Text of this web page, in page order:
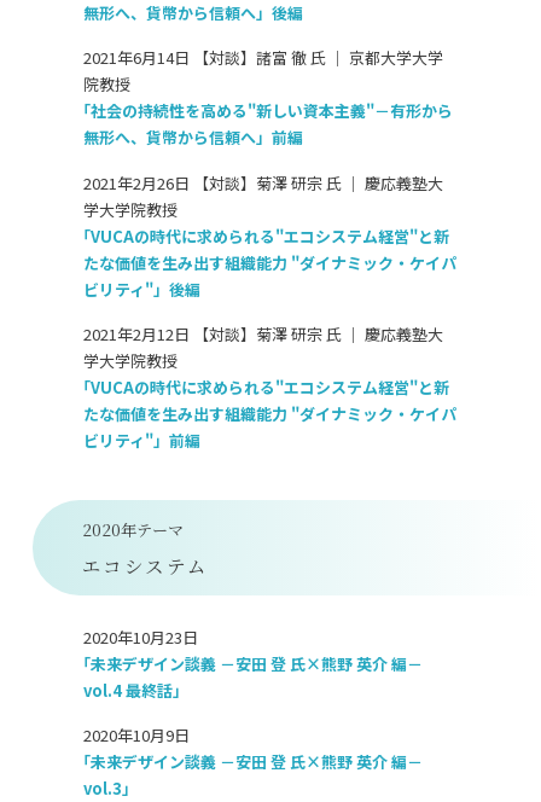
無形へ、貨幣から信頼へ」後編
2021年6月14日 【対談】諸富 徹 氏 ｜ 京都大学大学
院教授
「社会の持続性を高める"新しい資本主義"－有形から
無形へ、貨幣から信頼へ」前編
2021年2月26日 【対談】菊澤 研宗 氏 ｜ 慶応義塾大
学大学院教授
「VUCAの時代に求められる"エコシステム経営"と新
たな価値を生み出す組織能力 "ダイナミック・ケイパ
ビリティ"」後編
2021年2月12日 【対談】菊澤 研宗 氏 ｜ 慶応義塾大
学大学院教授
「VUCAの時代に求められる"エコシステム経営"と新
たな価値を生み出す組織能力 "ダイナミック・ケイパ
ビリティ"」前編
2020年テーマ
エコシステム
2020年10月23日
「未来デザイン談義 －安田 登 氏×熊野 英介 編－
vol.4 最終話」
2020年10月9日
「未来デザイン談義 －安田 登 氏×熊野 英介 編－
vol.3」